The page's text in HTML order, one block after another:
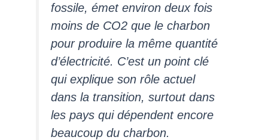
fossile, émet environ deux fois
moins de CO2 que le charbon
pour produire la même quantité
d’électricité. C’est un point clé
qui explique son rôle actuel
dans la transition, surtout dans
les pays qui dépendent encore
beaucoup du charbon.